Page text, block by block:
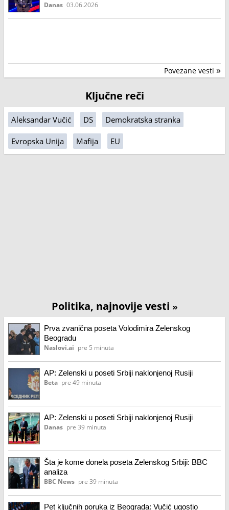
Danas 03.06.2026
Povezane vesti »
Ključne reči
Aleksandar Vučić DS Demokratska stranka
Evropska Unija Mafija EU
Politika, najnovije vesti »
Prva zvanična poseta Volodimira Zelenskog
Beogradu
Naslovi.ai pre 5 minuta
AP: Zelenski u poseti Srbiji naklonjenoj Rusiji
Beta pre 49 minuta
AP: Zelenski u poseti Srbiji naklonjenoj Rusiji
Danas pre 39 minuta
Šta je kome donela poseta Zelenskog Srbiji: BBC
analiza
BBC News pre 39 minuta
Pet ključnih poruka iz Beograda: Vučić ugostio